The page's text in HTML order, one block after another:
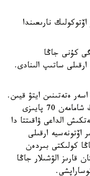
نارىعىندا
كۇنى جاڭا
پايىزى نەسيە ارقىلى ساتىپ الىنادى.
ەتەتىنىن ايتۋ قيىن.
ويتكەنى ەلىمىزدە جاڭا اۆتوكولىكتەردىڭ شامامەن 70 پايىزى
الداعى ۋاقىتتا دا
اۆتونەسيە ارقىلى
كولىكتى بىردەن
قارىز الۋشىلار جاڭا